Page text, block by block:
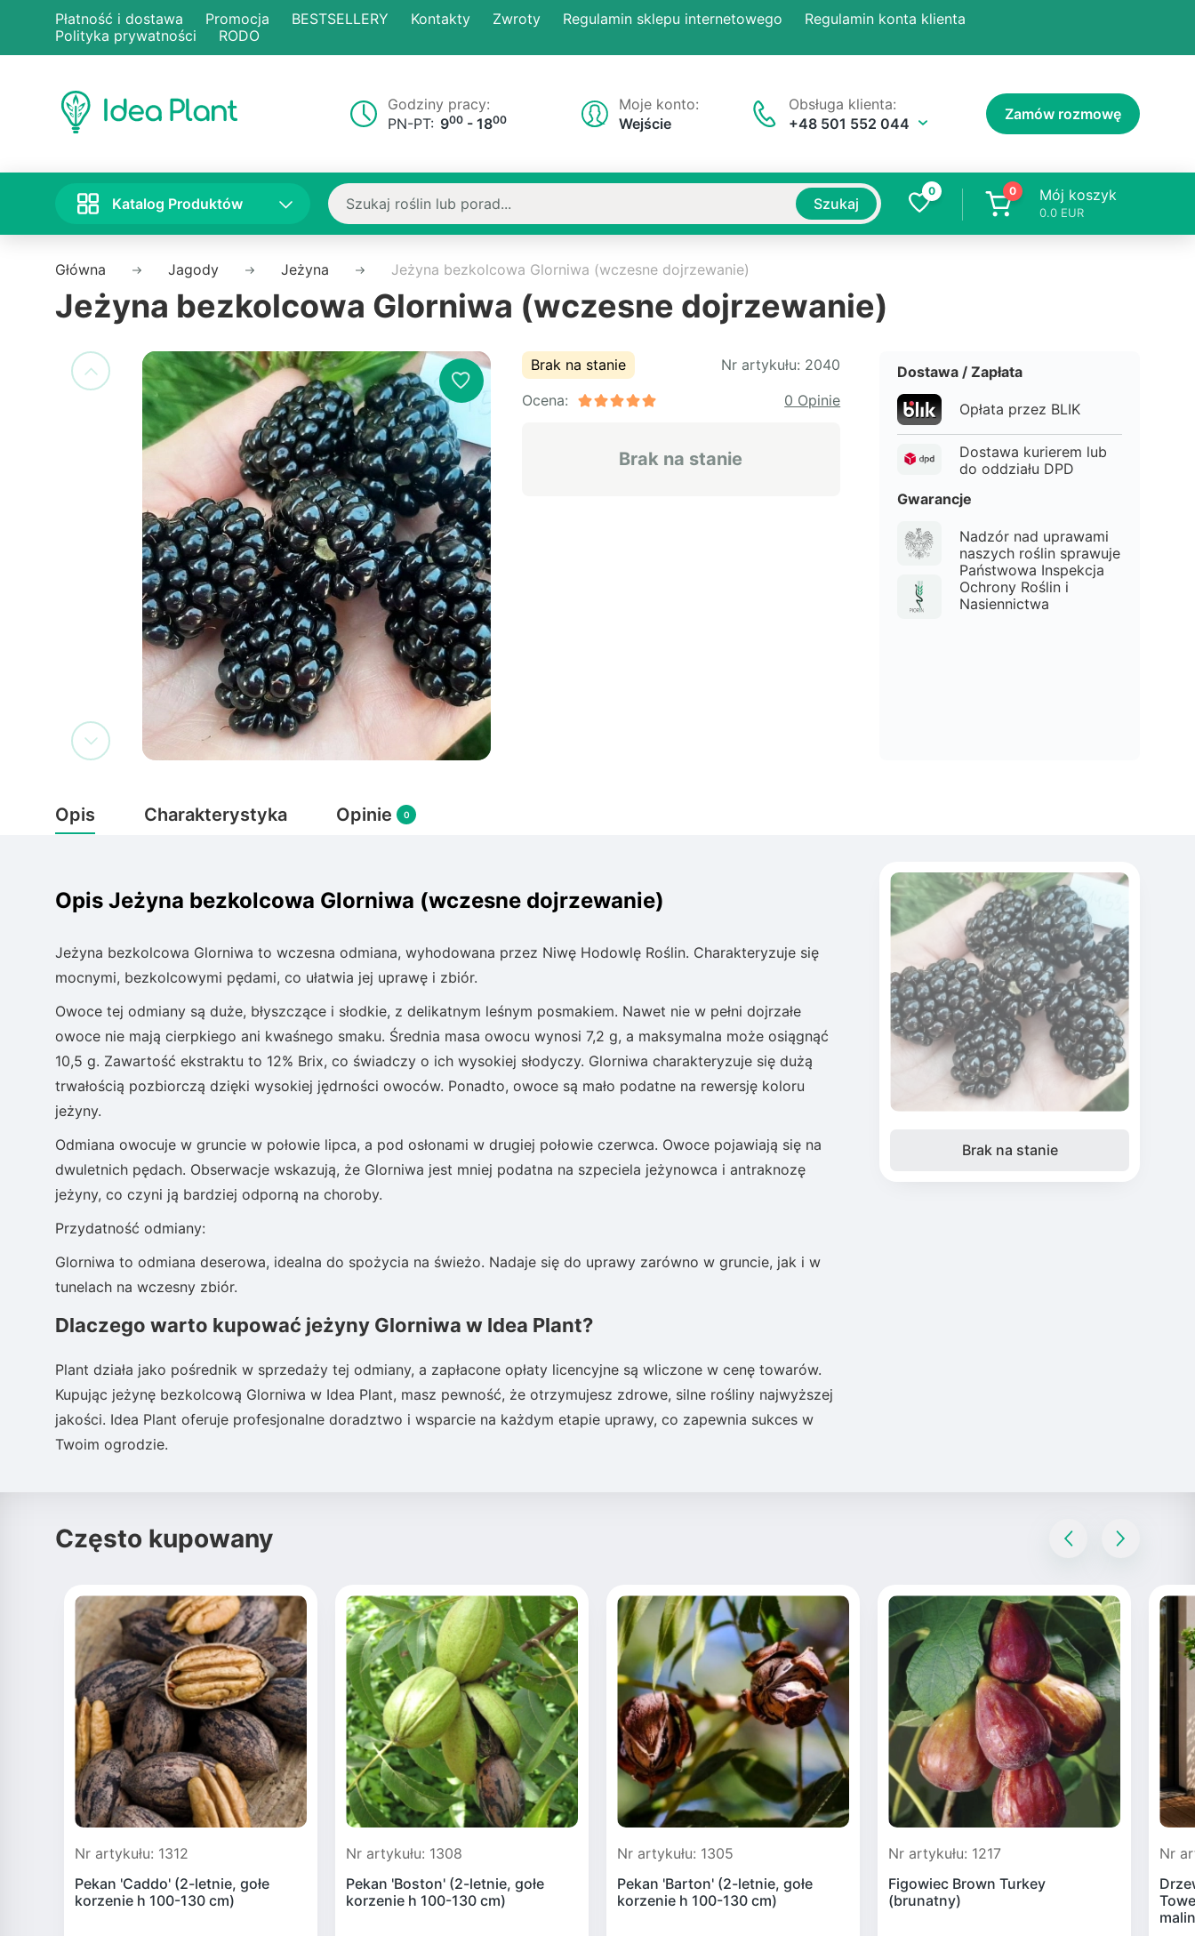
Płatność i dostawa Promocja BESTSELLERY Kontakty Zwroty Regulamin sklepu internetowego
Regulamin konta klienta
Polityka prywatności
RODO
Godziny pracy:
PN-PT: 900 - 1800
Obsługa klienta:
+48 501 552 044
Moje konto:
Wejście
Zamów rozmowę
Katalog Produktów Szukaj
0 0 Mój koszyk
0.0 EUR
Główna Jagody Jeżyna Jeżyna bezkolcowa Glorniwa (wczesne dojrzewanie)
Jeżyna bezkolcowa Glorniwa (wczesne dojrzewanie)
Brak na stanie Nr artykułu: 2040
Ocena:
0 Opinie
Brak na stanie
Dostawa / Zapłata
Opłata przez BLIK
Dostawa kurierem lub
do oddziału DPD
Gwarancje
Nadzór nad uprawami
naszych roślin sprawuje
Państwowa Inspekcja
Ochrony Roślin i
Nasiennictwa
Opis Charakterystyka Opinie 0
Opis Jeżyna bezkolcowa Glorniwa (wczesne dojrzewanie)
Jeżyna bezkolcowa Glorniwa to wczesna odmiana, wyhodowana przez Niwę Hodowlę Roślin. Charakteryzuje się
mocnymi, bezkolcowymi pędami, co ułatwia jej uprawę i zbiór.
Owoce tej odmiany są duże, błyszczące i słodkie, z delikatnym leśnym posmakiem. Nawet nie w pełni dojrzałe
owoce nie mają cierpkiego ani kwaśnego smaku. Średnia masa owocu wynosi 7,2 g, a maksymalna może osiągnąć
10,5 g. Zawartość ekstraktu to 12% Brix, co świadczy o ich wysokiej słodyczy. Glorniwa charakteryzuje się dużą
trwałością pozbiorczą dzięki wysokiej jędrności owoców. Ponadto, owoce są mało podatne na rewersję koloru
jeżyny.
Odmiana owocuje w gruncie w połowie lipca, a pod osłonami w drugiej połowie czerwca. Owoce pojawiają się na
dwuletnich pędach. Obserwacje wskazują, że Glorniwa jest mniej podatna na szpeciela jeżynowca i antraknozę
jeżyny, co czyni ją bardziej odporną na choroby.
Przydatność odmiany:
Glorniwa to odmiana deserowa, idealna do spożycia na świeżo. Nadaje się do uprawy zarówno w gruncie, jak i w
tunelach na wczesny zbiór.
Dlaczego warto kupować jeżyny Glorniwa w Idea Plant?
Plant działa jako pośrednik w sprzedaży tej odmiany, a zapłacone opłaty licencyjne są wliczone w cenę towarów.
Kupując jeżynę bezkolcową Glorniwa w Idea Plant, masz pewność, że otrzymujesz zdrowe, silne rośliny najwyższej
jakości. Idea Plant oferuje profesjonalne doradztwo i wsparcie na każdym etapie uprawy, co zapewnia sukces w
Twoim ogrodzie.
Brak na stanie
Często kupowany
Nr artykułu: 1312
Pekan 'Caddo' (2-letnie, gołe
korzenie h 100-130 cm)
Nr artykułu: 1308
Pekan 'Boston' (2-letnie, gołe
korzenie h 100-130 cm)
Nr artykułu: 1305
Pekan 'Barton' (2-letnie, gołe
korzenie h 100-130 cm)
Nr artykułu: 1217
Figowiec Brown Turkey
(brunatny)
Nr